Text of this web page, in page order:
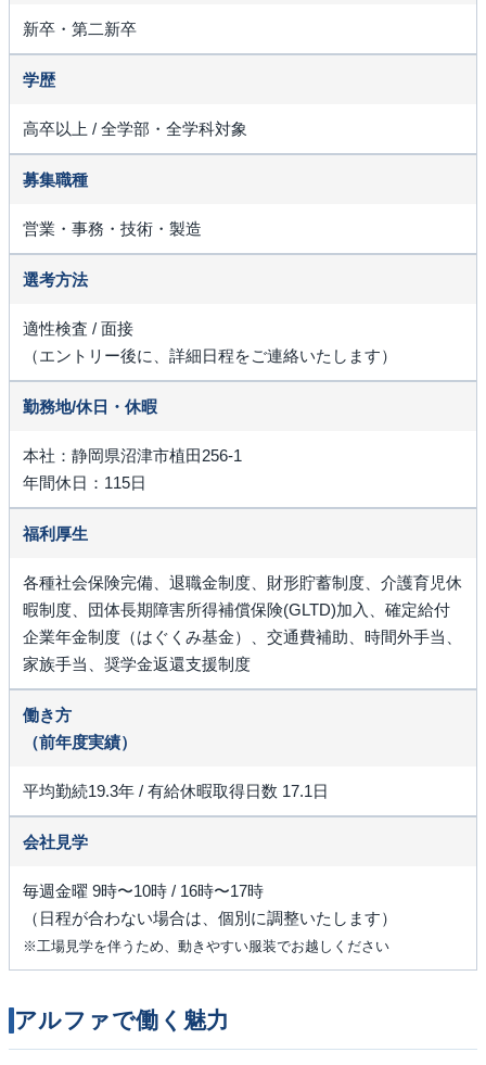
新卒・第二新卒
学歴
高卒以上 / 全学部・全学科対象
募集職種
営業・事務・技術・製造
選考方法
適性検査 / 面接
（エントリー後に、詳細日程をご連絡いたします）
勤務地/休日・休暇
本社：静岡県沼津市植田256-1
年間休日：115日
福利厚生
各種社会保険完備、退職金制度、財形貯蓄制度、介護育児休
暇制度、団体長期障害所得補償保険(GLTD)加入、確定給付
企業年金制度（はぐくみ基金）、交通費補助、時間外手当、
家族手当、奨学金返還支援制度
働き方
（前年度実績）
平均勤続19.3年 / 有給休暇取得日数 17.1日
会社見学
毎週金曜 9時〜10時 / 16時〜17時
（日程が合わない場合は、個別に調整いたします）
※工場見学を伴うため、動きやすい服装でお越しください
アルファで働く魅力